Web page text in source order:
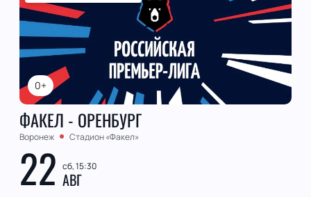
0+
ФАКЕЛ - ОРЕНБУРГ
Воронеж Стадион «Факел»
22 сб, 15:30
АВГ